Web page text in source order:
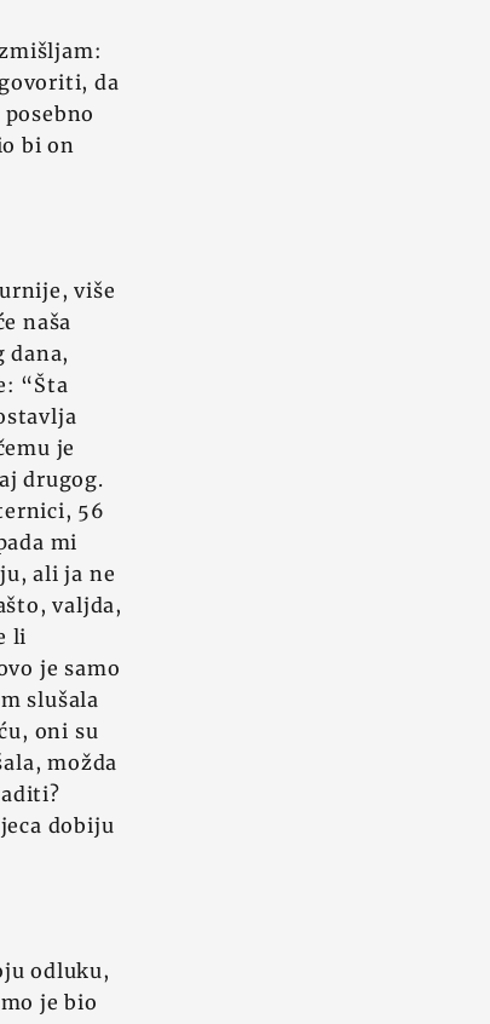
da
bi on
više
naša
dana,
“Šta
je
drugog.
56
mi
ali ja ne
valjda,
li
je samo
slušala
oni su
možda
dobiju
odluku,
je bio